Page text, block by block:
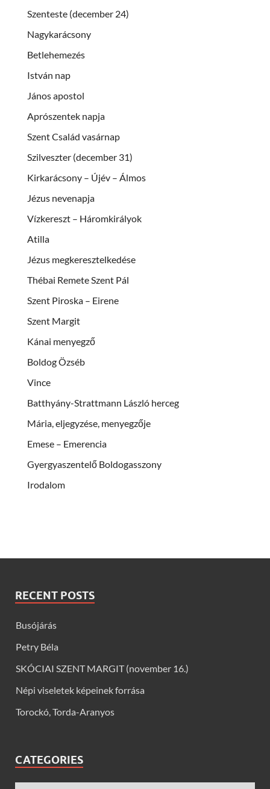
Szenteste (december 24)
Nagykarácsony
Betlehemezés
István nap
János apostol
Aprószentek napja
Szent Család vasárnap
Szilveszter (december 31)
Kirkarácsony – Újév – Álmos
Jézus nevenapja
Vízkereszt – Háromkirályok
Atilla
Jézus megkeresztelkedése
Thébai Remete Szent Pál
Szent Piroska – Eirene
Szent Margit
Kánai menyegző
Boldog Özséb
Vince
Batthyány-Strattmann László herceg
Mária, eljegyzése, menyegzője
Emese – Emerencia
Gyergyaszentelő Boldogasszony
Irodalom
RECENT POSTS
Busójárás
Petry Béla
SKÓCIAI SZENT MARGIT (november 16.)
Népi viseletek képeinek forrása
Torockó, Torda-Aranyos
CATEGORIES